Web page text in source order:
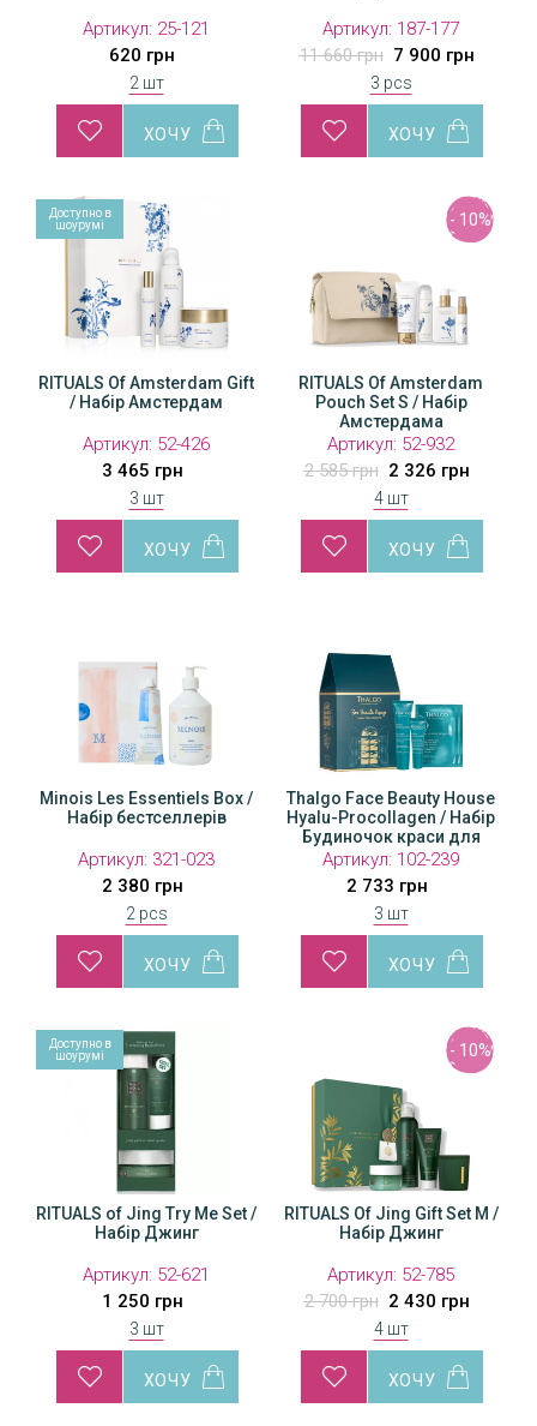
Артикул: 25-121
620 грн
2 шт
Артикул: 187-177
11 660 грн 7 900 грн
3 pcs
RITUALS Of Amsterdam Gift
/ Набір Амстердам
Артикул: 52-426
3 465 грн
3 шт
Доступно в
шоурумі
RITUALS Of Amsterdam
Pouch Set S / Набір
Амстердама
Артикул: 52-932
2 585 грн
- 10%
2 326 грн
4 шт
Minois Les Essentiels Box /
Набір бестселлерів
Артикул: 321-023
2 380 грн
2 pcs
Thalgo Face Beauty House
Hyalu-Procollagen / Набір
Будиночок краси для
обличчя "Гіалу-
Проколаген"
Артикул: 102-239
2 733 грн
3 шт
RITUALS of Jing Try Me Set /
Набір Джинг
Артикул: 52-621
1 250 грн
3 шт
Доступно в
шоурумі
RITUALS Of Jing Gift Set M /
Набір Джинг
Артикул: 52-785
2 700 грн
- 10%
2 430 грн
4 шт